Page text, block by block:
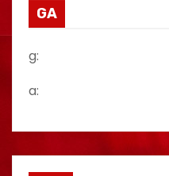
GA
g:
a: